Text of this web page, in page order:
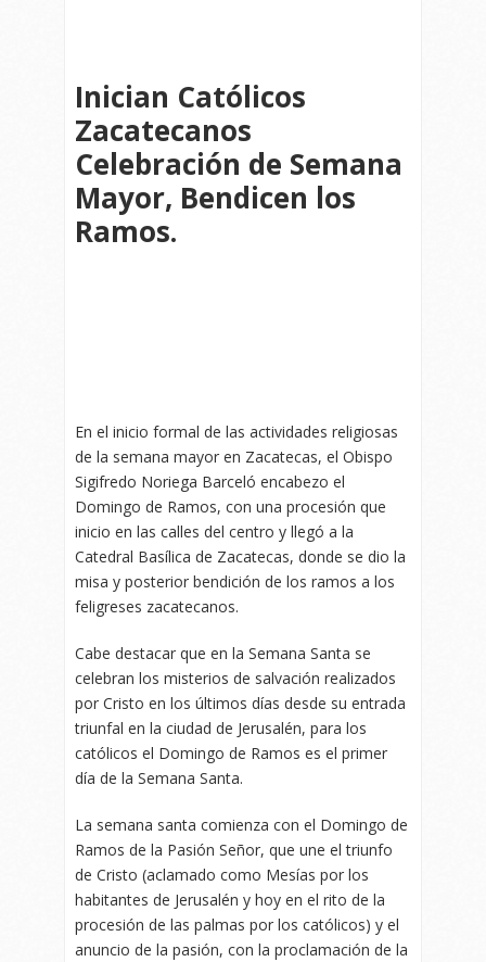
Inician Católicos
Zacatecanos
Celebración de Semana
Mayor, Bendicen los
Ramos.
En el inicio formal de las actividades religiosas
de la semana mayor en Zacatecas, el Obispo
Sigifredo Noriega Barceló encabezo el
Domingo de Ramos, con una procesión que
inicio en las calles del centro y llegó a la
Catedral Basílica de Zacatecas, donde se dio la
misa y posterior bendición de los ramos a los
feligreses zacatecanos.
Cabe destacar que en la Semana Santa se
celebran los misterios de salvación realizados
por Cristo en los últimos días desde su entrada
triunfal en la ciudad de Jerusalén, para los
católicos el Domingo de Ramos es el primer
día de la Semana Santa.
La semana santa comienza con el Domingo de
Ramos de la Pasión Señor, que une el triunfo
de Cristo (aclamado como Mesías por los
habitantes de Jerusalén y hoy en el rito de la
procesión de las palmas por los católicos) y el
anuncio de la pasión, con la proclamación de la